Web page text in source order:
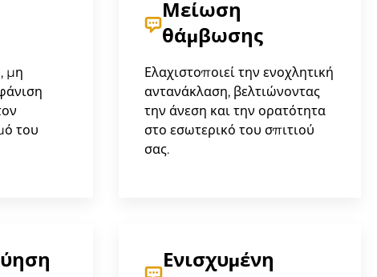
μη
του
Μείωση
θάμβωσης
Ελαχιστοποιεί την ενοχλητική
αντανάκλαση, βελτιώνοντας
την άνεση και την ορατότητα
στο εσωτερικό του σπιτιού
σας.
Ενισχυμένη